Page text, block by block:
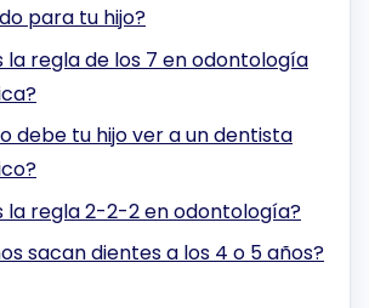
para tu hijo?
la regla de los 7 en odontología
debe tu hijo ver a un dentista
la regla 2-2-2 en odontología?
sacan dientes a los 4 o 5 años?